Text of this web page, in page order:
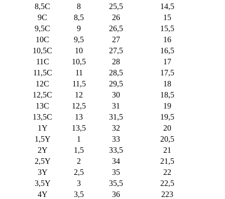
8,5C
8 25,5
14,5
9C
8,5 26
15
9,5C
9 26,5
15,5
10C
9,5 27
16
10,5C
10 27,5
16,5
11C
10,5 28
17
11,5C
11 28,5
17,5
12C
11,5 29,5
18
12,5C
12 30
18,5
13C
12,5 31
19
13,5C
13 31,5
19,5
1Y
13,5 32
20
1,5Y
1 33
20,5
2Y
1,5 33,5
21
2,5Y
2 34
21,5
3Y
2,5 35
22
3,5Y
3 35,5
22,5
4Y
3,5 36
223